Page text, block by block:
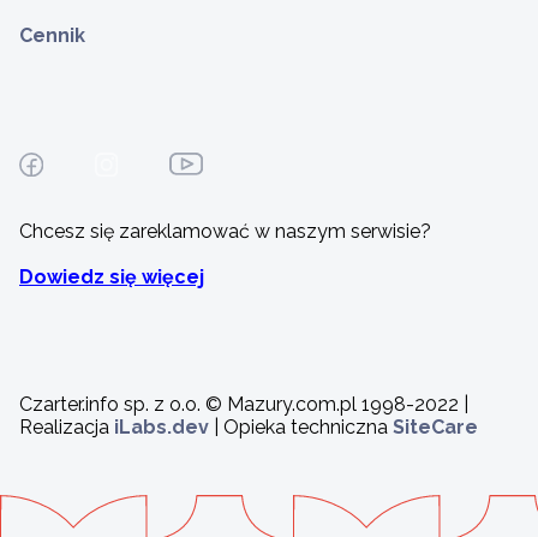
Cennik
Chcesz się zareklamować w naszym serwisie?
Dowiedz się więcej
Czarter.info sp. z o.o. © Mazury.com.pl 1998-2022 |
Realizacja iLabs.dev | Opieka techniczna SiteCare